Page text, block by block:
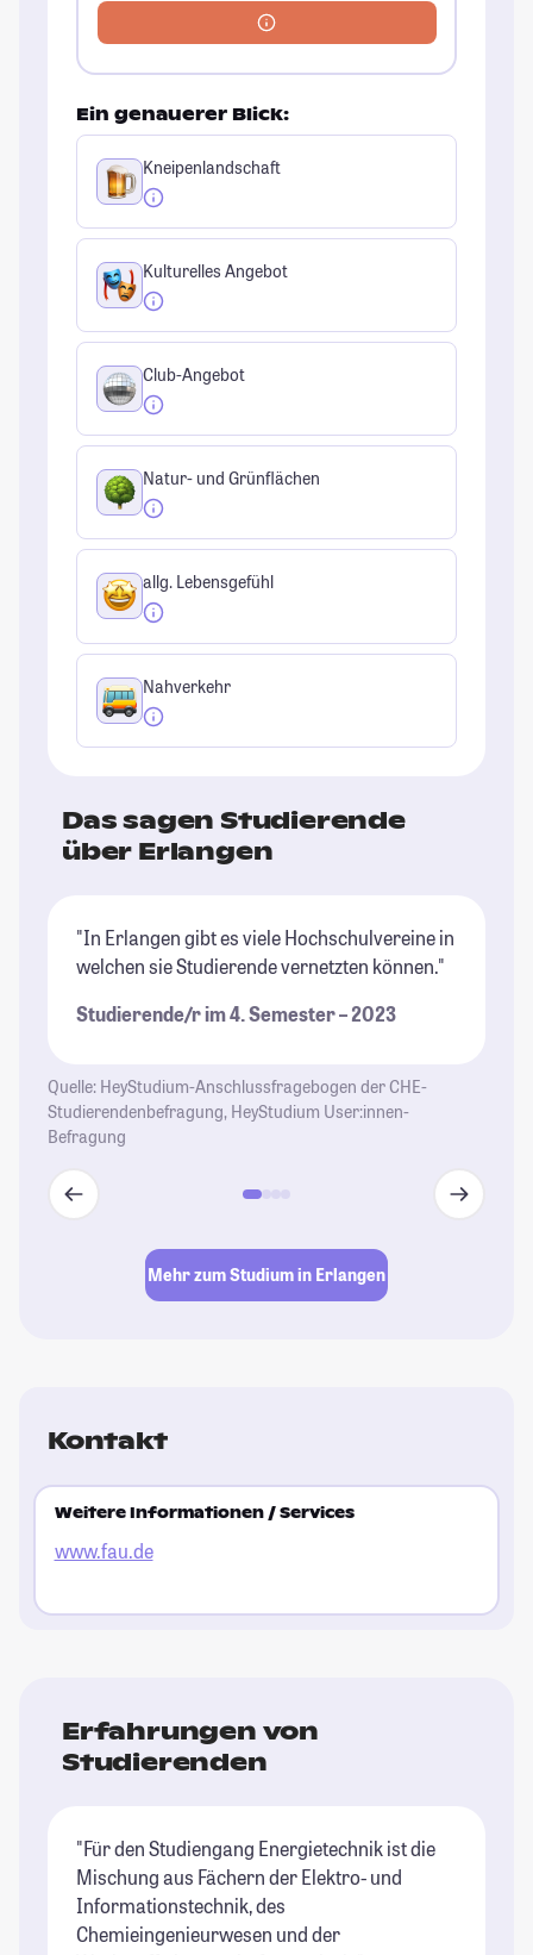
Ein genauerer Blick:
Kneipenlandschaft
Kulturelles Angebot
Club-Angebot
Natur- und Grünflächen
allg. Lebensgefühl
Nahverkehr
Das sagen Studierende
über Erlangen
"In Erlangen gibt es viele Hochschulvereine in
welchen sie Studierende vernetzten können."
Studierende/r im 4. Semester – 2023
Quelle: HeyStudium-Anschlussfragebogen der CHE-
Studierendenbefragung, HeyStudium User:innen-
Befragung
Mehr zum Studium in Erlangen
Kontakt
Weitere Informationen / Services
www.fau.de
Erfahrungen von
Studierenden
"Für den Studiengang Energietechnik ist die
Mischung aus Fächern der Elektro- und
Informationstechnik, des
Chemieingenieurwesen und der